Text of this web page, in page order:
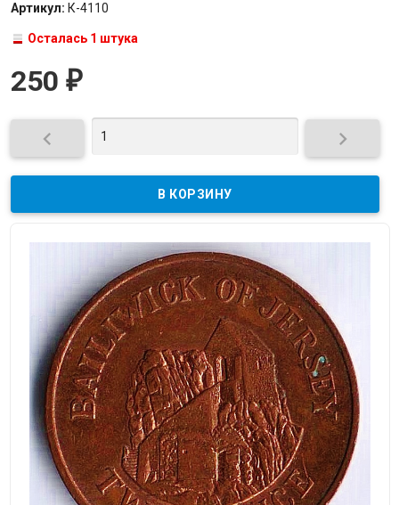
Артикул: К-4110
Осталась 1 штука
250 ₽
 